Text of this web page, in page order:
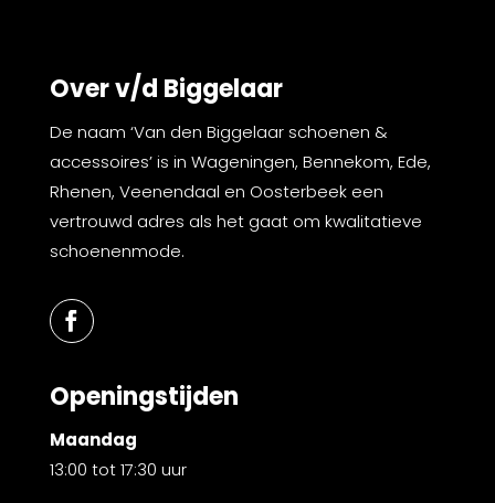
Over v/d Biggelaar
De naam ‘Van den Biggelaar schoenen &
accessoires’ is in Wageningen, Bennekom, Ede,
Rhenen, Veenendaal en Oosterbeek een
vertrouwd adres als het gaat om kwalitatieve
schoenenmode.
Openingstijden
Maandag
13:00 tot 17:30 uur